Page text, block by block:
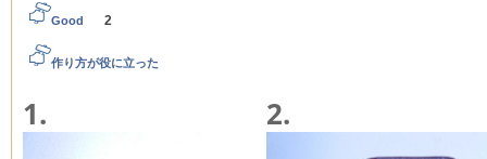
Good 2
作り方が役に立った
1. 2.